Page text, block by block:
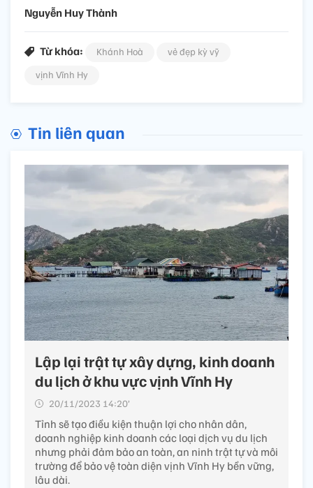
Nguyễn Huy Thành
Từ khóa: Khánh Hoà
vẻ đẹp kỳ vỹ
vịnh Vĩnh Hy
Tin liên quan
Lập lại trật tự xây dựng, kinh doanh
du lịch ở khu vực vịnh Vĩnh Hy
20/11/2023 14:20’
Tỉnh sẽ tạo điều kiện thuận lợi cho nhân dân,
doanh nghiệp kinh doanh các loại dịch vụ du lịch
nhưng phải đảm bảo an toàn, an ninh trật tự và môi
trường để bảo vệ toàn diện vịnh Vĩnh Hy bền vững,
lâu dài.